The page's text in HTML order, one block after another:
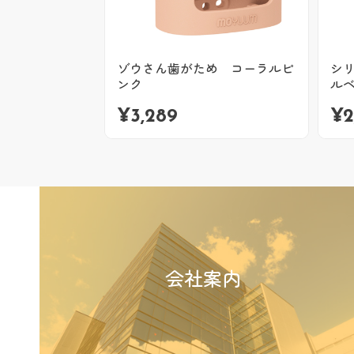
ゾウさん歯がため コーラルピ
ンク
¥3,289
シ
ル
¥
会社案内